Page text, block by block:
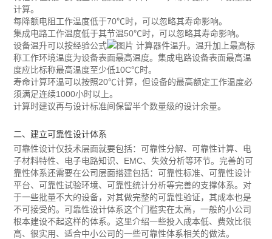
计算。
每降额电阻工作温度低于70℃时，可以忽略其寿命影响。
集成电路工作温度低于其节温50℃时，可以忽略其寿命影响。
设备温升可以按经验公式
计算器件温升。温升加上最高标
称工作环境温度为设备表面最高温度。集成电路设备表面最高温
度应比标称最高温度至少低10C℃时。
寿命计算环温可以按照20℃计算，但设备的最高额定工作温度必
须满足连续1000小时以上。
计算时建议再与设计标准间保留半个数量级的设计余量。
二、建立可靠性设计体系
可靠性设计仅技术层面就要包括：可靠性分解、可靠性计算、电
子材料特性、电子电路知识、EMC、失效分析等环节。完善的可
靠性体系还需要在公司层面搭建包括：可靠性标准、可靠性设计
平台、可靠性试验环境、可靠性统计分析等完善的支撑体系。对
于一些批量不大的设备，对其做完整的可靠性验证，其成本也是
不可接受的。可靠性设计体系这个门槛实在太高，一般的小公司
根本建设不起这样的体系。这里介绍一些投入成本低、费效比很
高、很实用、适合中小公司的一些可靠性体系相关的做法。